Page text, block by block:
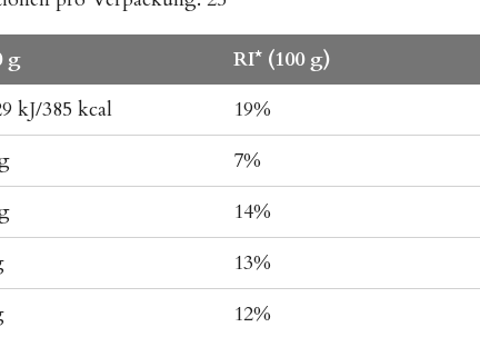
g RI* (100 g)
kJ/385 kcal 19%
7%
14%
13%
12%